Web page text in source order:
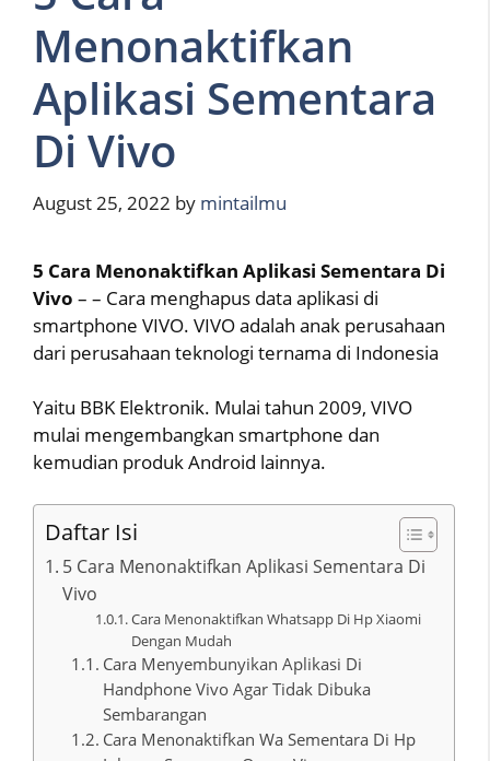
Menonaktifkan
Aplikasi Sementara
Di Vivo
August 25, 2022 by mintailmu
5 Cara Menonaktifkan Aplikasi Sementara Di
Vivo – – Cara menghapus data aplikasi di
smartphone VIVO. VIVO adalah anak perusahaan
dari perusahaan teknologi ternama di Indonesia
Yaitu BBK Elektronik. Mulai tahun 2009, VIVO
mulai mengembangkan smartphone dan
kemudian produk Android lainnya.
Daftar Isi
5 Cara Menonaktifkan Aplikasi Sementara Di
Vivo
Cara Menonaktifkan Whatsapp Di Hp Xiaomi
Dengan Mudah
Cara Menyembunyikan Aplikasi Di
Handphone Vivo Agar Tidak Dibuka
Sembarangan
Cara Menonaktifkan Wa Sementara Di Hp